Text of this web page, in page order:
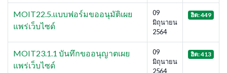
MOIT22.5.แบบฟอร์มขออนุมัติเผย
แพร่เว็บไซด์
09
มิถุนายน
2564
ฮิต: 449
MOIT23.1.1 บันทึกขออนุญาตเผย
แพร่เว็บไซด์
09
มิถุนายน
2564
ฮิต: 413